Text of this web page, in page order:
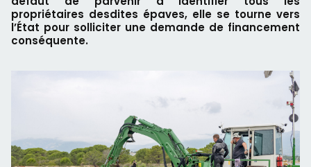
propriétaires desdites épaves, elle se tourne vers
l’État pour solliciter une demande de financement
conséquente.